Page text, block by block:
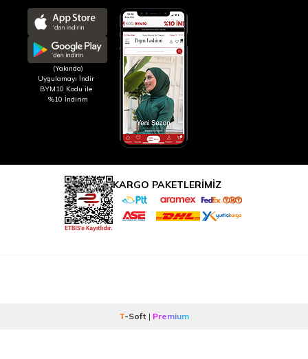
(Yakında)
Uygulamayı İndir
BYM10 Kodu ile
%10 İndirim
KARGO PAKETLERİMİZ
T-Soft | Premium